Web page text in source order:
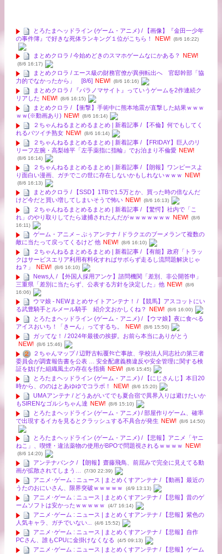
とろたまヘッドライン (ゲーム・アニメ) / 【画像】『金田一少年
の事件簿』で好きな死体ランキング１位がこちら！
NEW! (8/6 16:22)
まとめクロラ / 今始めどきのスマホゲームなにかある？ NEW!
(8/6 16:17)
まとめクロラ / エース級の財務官僚が異例転出へ 官邸幹部「協
力的でなかったから」 [8/6] NEW! (8/6 16:16)
まとめクロラ / 『パラノマサイト』っていうゲームを2作連続ク
リアした NEW! (8/6 16:15)
まとめクロラ / 【衝撃】手術中に熊本地震が直撃した結果ｗｗｗ
ｗｗ(※動画あり) NEW! (8/6 16:14)
２ちゃんねるまとめるまとめ | 新着記事 / 【不倫】何でもしてく
れるバツイチ熟女 NEW! (8/6 16:14)
２ちゃんねるまとめるまとめ | 新着記事 / 【FRIDAY】巨人のリ
リーフ左腕・高梨雄平「左手薬指に指輪」でお泊まり不倫愛 NEW!
(8/6 16:14)
２ちゃんねるまとめるまとめ | 新着記事 / 【朗報】ワンピースよ
り面白い漫画、ガチでこの世に存在しないかもしれないｗｗｗ
NEW!
(8/6 16:13)
まとめクロラ / 【SSD】1TBで1.5万とか、買った時の倍なんだ
けど今だと買い増してしまいそうで怖い NEW! (8/6 16:13)
２ちゃんねるまとめるまとめ | 新着記事 / 【驚愕】社内で「こ
れ」のやり取りしてたら逮捕されたんだがｗｗｗｗｗｗｗ
NEW! (8/6
16:11)
ゲーム・アニメ – ぷぅアンテナ / ドラクエのブーメランて複数の
敵に当たって戻ってくるけど 他 NEW! (8/6 16:10)
２ちゃんねるまとめるまとめ | 新着記事 / 【有能】政府「トラッ
クはサービスエリア利用有料化すればサボらず走るし流問題解決じゃ
ね？」
NEW! (8/6 16:10)
News人 / 【外国人採用アンケ】諮問機関「差別、非公開答申」
三重県「差別に当たらず、公表する方針を決定した」他 NEW! (8/6
16:06)
ウマ娘 - NEWまとめサイトアンテナ！ / 【競馬】アスコットにい
る武豊騎手とルメール騎手 紹介文おかしくね？
NEW! (8/6 16:00)
とろたまヘッドライン (ゲーム・アニメ) / 【ウマ娘】夜に食べる
アイスおいち！「きーん」ってするち。
NEW! (8/6 15:50)
ガッてな！ / 2024年最後の挨拶。お前ら本当にありがとう
NEW! (8/6 15:46)
２ちゃんマップ / 辺野古転覆ﾀﾋ亡事故、学校法人同志社の第三者
委員会が調査報告書を公表 … 安全配慮義務違反や安全管理に関する検
証を妨げた組織風土の存在を指摘 NEW! (8/6 15:45)
とろたまヘッドライン (ゲーム・アニメ) / 【にじさんじ】本日20
時から、ののはとあゆゆでコラボ！
NEW! (8/6 15:20)
UMAアンテナ / どうあがいてでも夏合宿で異界入りは避けたいか
もSIRENなゴルシちゃん達 NEW! (8/6 15:10)
とろたまヘッドライン (ゲーム・アニメ) / 部屋作りゲーム、確率
で出現するイカを見るとクラッシュする不具合が発生 NEW! (8/6 14:50)
とろたまヘッドライン (ゲーム・アニメ) / 【悲報】アニメ「ヤニ
ねこ」、喫煙・違法薬物の使用がBPOで問題視されるｗｗｗｗ
NEW!
(8/6 14:20)
アンテナバンク / 【朗報】齋藤飛鳥、前屈みで完全に見えてる動
画が拡散されてしまう…
(7/30 22:39)
アニメ･ゲーム : ニュース | まとめくすアンテナ / 【動画】最近の
うたのおにいさん、限界突破ｗｗｗｗｗ
(4/9 13:13)
アニメ･ゲーム : ニュース | まとめくすアンテナ / 【悲報】昔のゲ
ームソフトは安かったｗｗｗｗｗ
(4/7 16:14)
アニメ･ゲーム : ニュース | まとめくすアンテナ / 【悲報】紫色の
人気キャラ、ガチでいない... (4/6 15:52)
アニメ･ゲーム : ニュース | まとめくすアンテナ / 【悲報】自作
PCさん、誰もCPUに金掛けなくなる
(4/5 09:13)
アニメ･ゲーム : ニュース | まとめくすアンテナ / 【悲報】ゲーム